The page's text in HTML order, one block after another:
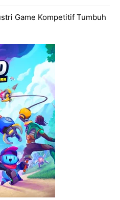
Game Kompetitif Tumbuh